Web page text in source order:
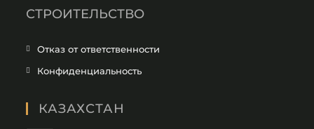
СТРОИТЕЛЬСТВО
Отказ от ответственности
Конфиденциальность
КАЗАХСТАН